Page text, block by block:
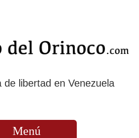
de libertad en Venezuela
Menú